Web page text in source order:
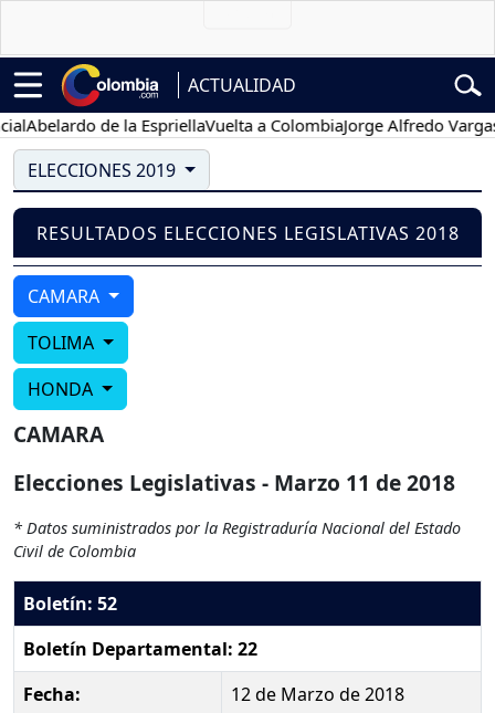
ACTUALIDAD
Abelardo de la EspriellaVuelta a ColombiaJorge Alfredo Vargas
ELECCIONES 2019
RESULTADOS ELECCIONES LEGISLATIVAS 2018
CAMARA
TOLIMA
HONDA
CAMARA
Elecciones Legislativas - Marzo 11 de 2018
* Datos suministrados por la Registraduría Nacional del Estado
Civil de Colombia
Boletín: 52
Boletín Departamental: 22
Fecha:
12 de Marzo de 2018